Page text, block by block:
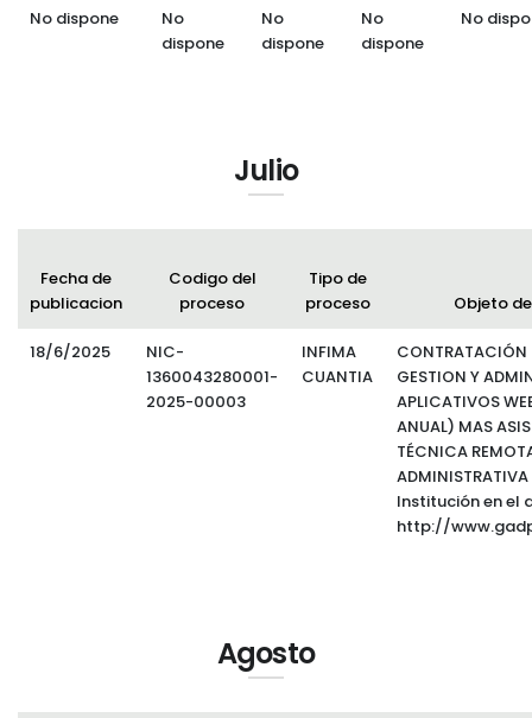
No dispone
No
dispone
No
dispone
No
dispone
No
Julio
Fecha de
publicacion
Codigo del
proceso
Tipo de
proceso
Objeto
18/6/2025
NIC-
1360043280001-
2025-00003
INFIMA
CUANTIA
CONTRATACIÓN
GESTION Y
APLICATIVOS
ANUAL) MAS
TÉCNICA
Institución en el
http://
Agosto